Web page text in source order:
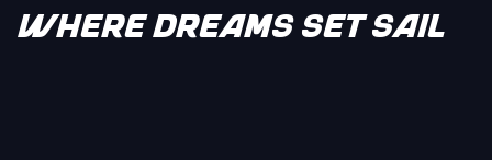
WHERE DREAMS SET SAIL